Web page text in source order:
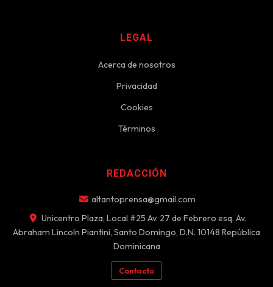
LEGAL
Acerca de nosotros
Privacidad
Cookies
Términos
REDACCIÓN
altantoprensa@gmail.com
Unicentro Plaza, Local #25 Av. 27 de Febrero esq. Av.
Abraham Lincoln Piantini, Santo Domingo, D.N. 10148 República
Dominicana
Contacto